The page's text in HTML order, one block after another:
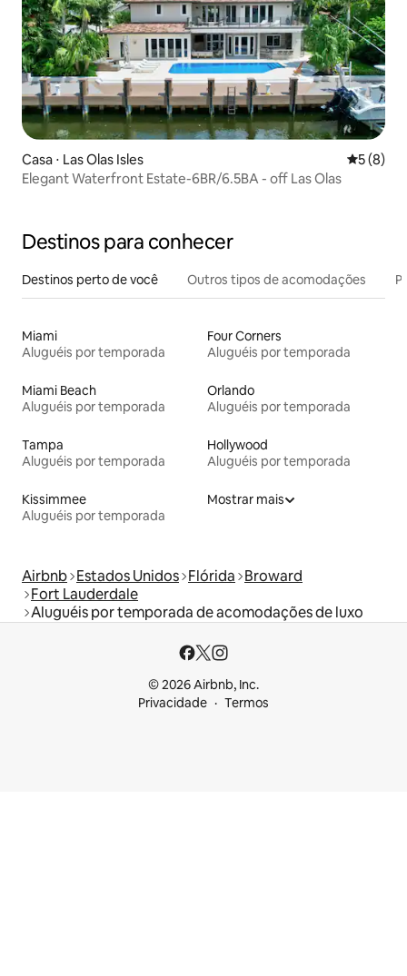
Casa ⋅ Las Olas Isles 5 de
5 (8)
Elegant Waterfront Estate-6BR/6.5BA - off Las Olas
Destinos para conhecer
Destinos perto de você Outros tipos de acomodações
Miami
Aluguéis por temporada
Four Corners
Aluguéis por temporada
Miami Beach
Aluguéis por temporada
Orlando
Aluguéis por temporada
Tampa
Aluguéis por temporada
Hollywood
Aluguéis por temporada
Kissimmee
Aluguéis por temporada
Mostrar mais
Airbnb Estados Unidos Flórida Broward
Fort Lauderdale
Aluguéis por temporada de acomodações de luxo
© 2026 Airbnb, Inc.
Privacidade
Termos